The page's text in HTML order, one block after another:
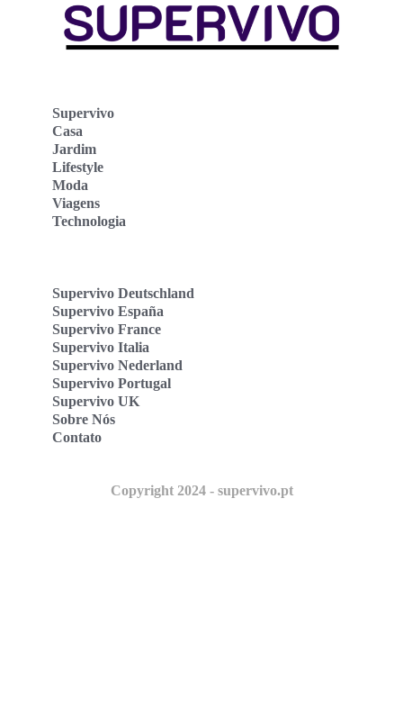
Supervivo
Casa
Jardim
Lifestyle
Moda
Viagens
Technologia
Supervivo Deutschland
Supervivo España
Supervivo France
Supervivo Italia
Supervivo Nederland
Supervivo Portugal
Supervivo UK
Sobre Nós
Contato
Copyright 2024 - supervivo.pt